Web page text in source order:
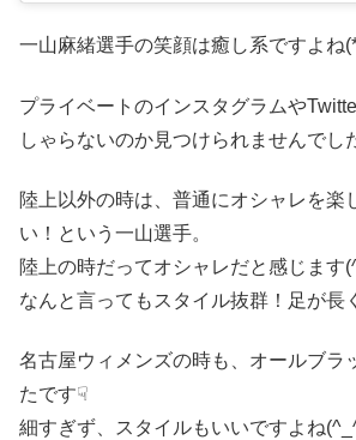
一山麻緒選手の笑顔は癒し系ですよね
プライベートのインスタグラムや
しゃらないのか見つけられませんでし
陸上以外の時は、普通にオシャレを楽
い！という一山選手。
陸上の時だってオシャレだと感じます
なんと言ってもスタイル抜群！足が長
名古屋ウィメンズの時も、オールブラ
たです☟
細すぎず、スタイルもいいですよね